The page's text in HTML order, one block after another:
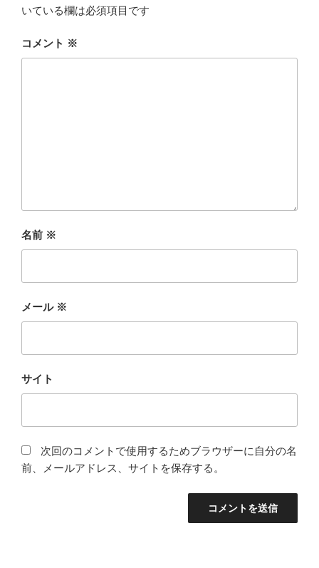
いている欄は必須項目です
コメント ※
名前 ※
メール ※
サイト
次回のコメントで使用するためブラウザーに自分の名
前、メールアドレス、サイトを保存する。